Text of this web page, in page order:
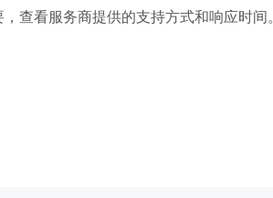
查看服务商提供的支持方式和响应时间。